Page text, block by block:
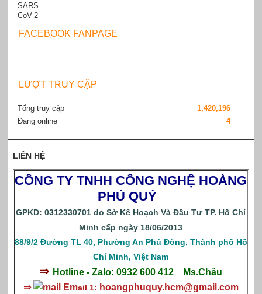
FACEBOOK FANPAGE
LƯỢT TRUY CẬP
Tổng truy cập
1,420,196
Đang online
4
LIÊN HỆ
CÔNG TY TNHH CÔNG NGHỆ HOÀNG
PHÚ QUÝ
GPKD: 0312330701 do Sở Kế Hoạch Và Đầu Tư TP. Hồ Chí
Minh cấp ngày 18/06/2013
88/9/2 Đường TL 40, Phường An Phú Đông, Thành phố Hồ
Chí Minh, Việt Nam
⇒ Hotline - Zalo: 0932 600 412
Ms.Châu
⇒
Email 1: hoangphuquy.hcm@gmail.com